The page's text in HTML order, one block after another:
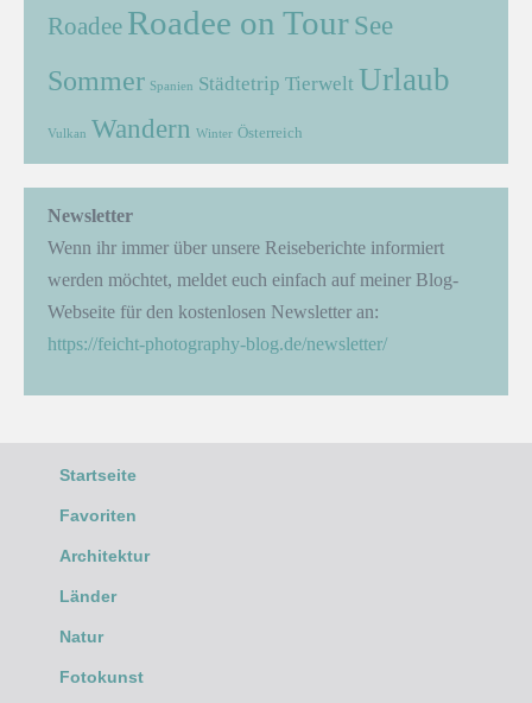
Roadee Roadee on Tour See
Sommer Spanien Städtetrip Tierwelt Urlaub
Vulkan Wandern Winter Österreich
Newsletter
Wenn ihr immer über unsere Reiseberichte informiert
werden möchtet, meldet euch einfach auf meiner Blog-
Webseite für den kostenlosen Newsletter an:
https://feicht-photography-blog.de/newsletter/
Startseite
Favoriten
Architektur
Länder
Natur
Fotokunst